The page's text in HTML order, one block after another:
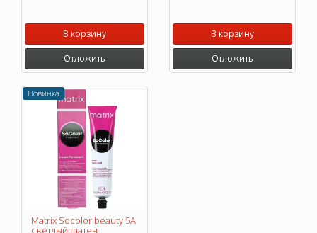
В корзину
Отложить
В корзину
Отложить
Новинка
Matrix Socolor beauty 5A
светлый шатен